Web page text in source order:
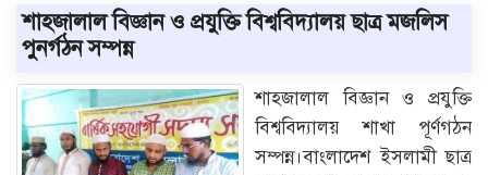
শাহজালাল বিজ্ঞান ও প্রযুক্তি বিশ্ববিদ্যালয় ছাত্র মজলিস
পুনর্গঠন সম্পন্ন
শাহজালাল বিজ্ঞান ও প্রযুক্তি
বিশ্ববিদ্যালয় শাখা পূর্ণগঠন
সম্পন্ন।বাংলাদেশ ইসলামী ছাত্র